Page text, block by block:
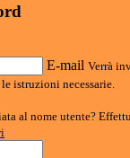
E-mail Verrà
istruzioni necessarie.
al nome utente?